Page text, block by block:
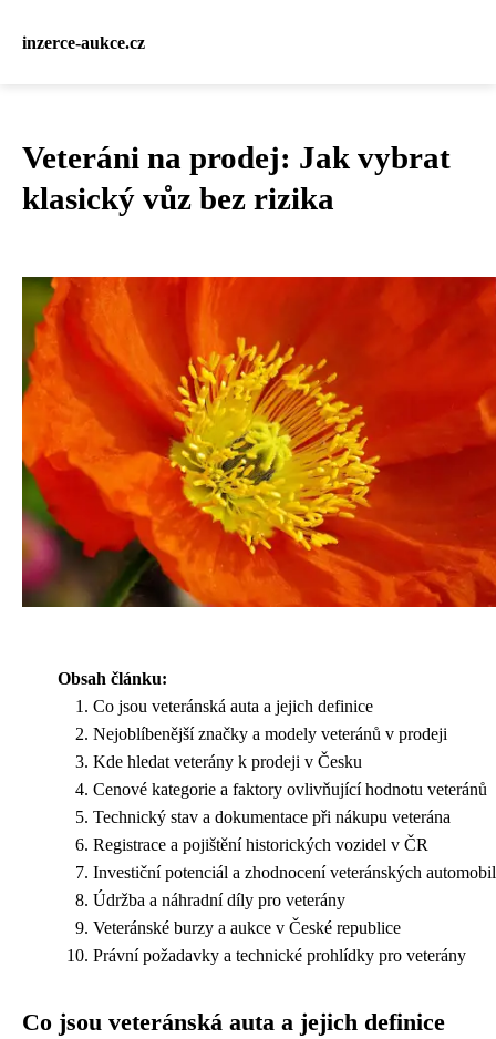
inzerce-aukce.cz
Veteráni na prodej: Jak vybrat
klasický vůz bez rizika
Obsah článku:
Co jsou veteránská auta a jejich definice
Nejoblíbenější značky a modely veteránů v prodeji
Kde hledat veterány k prodeji v Česku
Cenové kategorie a faktory ovlivňující hodnotu veteránů
Technický stav a dokumentace při nákupu veterána
Registrace a pojištění historických vozidel v ČR
Investiční potenciál a zhodnocení veteránských
Údržba a náhradní díly pro veterány
Veteránské burzy a aukce v České republice
Právní požadavky a technické prohlídky pro veterány
Co jsou veteránská auta a jejich definice